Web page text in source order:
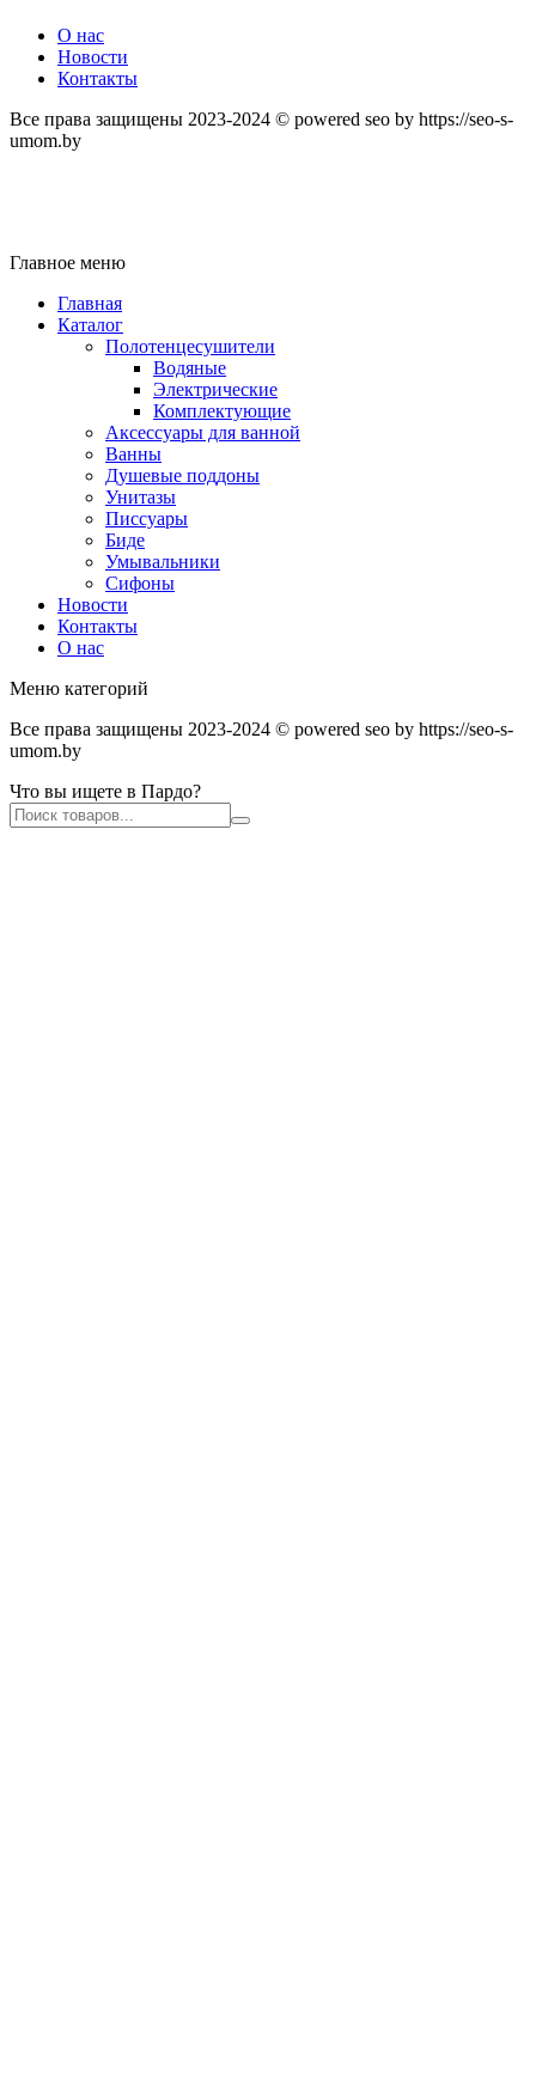
О нас
Новости
Контакты
Все права защищены 2023-2024 © powered seo by https://seo-s-
umom.by
Главное меню
Главная
Каталог
Полотенцесушители
Водяные
Электрические
Комплектующие
Аксессуары для ванной
Ванны
Душевые поддоны
Унитазы
Писсуары
Биде
Умывальники
Сифоны
Новости
Контакты
О нас
Меню категорий
Все права защищены 2023-2024 © powered seo by https://seo-s-
umom.by
Что вы ищете в Пардо?